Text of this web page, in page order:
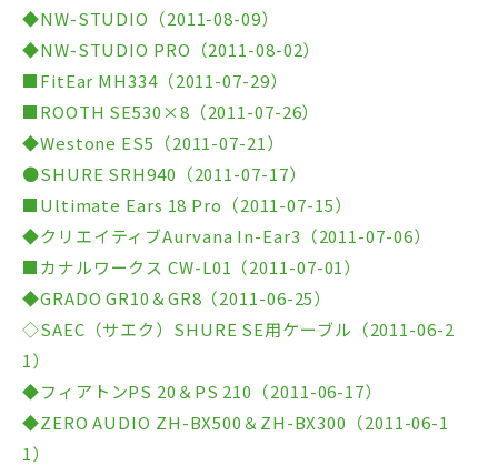
◆NW-STUDIO（2011-08-09）
◆NW-STUDIO PRO（2011-08-02）
■FitEar MH334（2011-07-29）
■ROOTH SE530×8（2011-07-26）
◆Westone ES5（2011-07-21）
●SHURE SRH940（2011-07-17）
■Ultimate Ears 18 Pro（2011-07-15）
◆クリエイティブAurvana In-Ear3（2011-07-06）
■カナルワークス CW-L01（2011-07-01）
◆GRADO GR10＆GR8（2011-06-25）
◇SAEC（サエク）SHURE SE用ケーブル（2011-06-2
1）
◆フィアトンPS 20＆PS 210（2011-06-17）
◆ZERO AUDIO ZH-BX500＆ZH-BX300（2011-06-1
1）